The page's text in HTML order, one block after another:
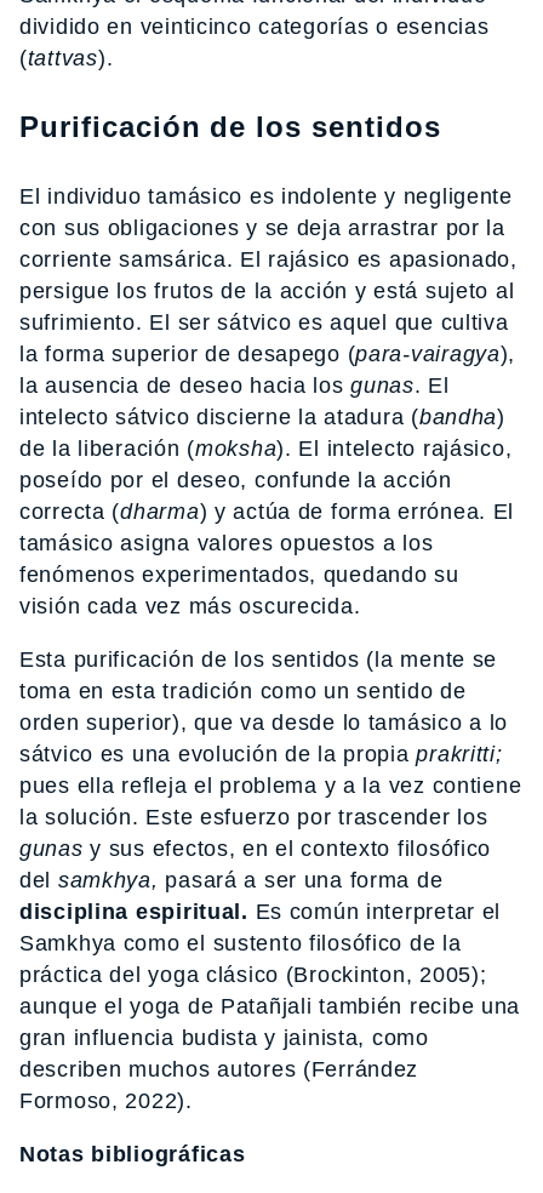
dividido en veinticinco categorías o esencias
(tattvas).
Purificación de los sentidos
El individuo tamásico es indolente y negligente
con sus obligaciones y se deja arrastrar por la
corriente samsárica. El rajásico es apasionado,
persigue los frutos de la acción y está sujeto al
sufrimiento. El ser sátvico es aquel que cultiva
la forma superior de desapego (para-vairagya),
la ausencia de deseo hacia losgunas. El
intelecto sátvico discierne la atadura (bandha)
de la liberación (moksha). El intelecto rajásico,
poseído por el deseo, confunde la acción
correcta (dharma) y actúa de forma errónea. El
tamásico asigna valores opuestos a los
fenómenos experimentados, quedando su
visión cada vez más oscurecida.
Esta purificación de los sentidos (la mente se
toma en esta tradición como un sentido de
orden superior), que va desde lo tamásico a lo
sátvico es una evolución de la propiaprakritti;
pues ella refleja el problema y a la vez contiene
la solución. Este esfuerzo por trascender los
gunas y sus efectos, en el contexto filosófico
del samkhya, pasará a ser una forma de
disciplina espiritual. Es común interpretar el
Samkhya como el sustento filosófico de la
práctica del yoga clásico (Brockinton, 2005);
aunque el yoga de Patañjali también recibe una
gran influencia budista y jainista, como
describen muchos autores (Ferrández
Formoso, 2022).
Notas bibliográficas